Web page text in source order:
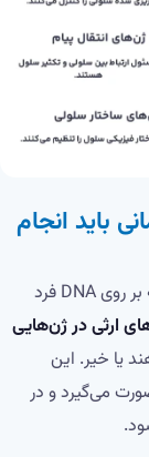
باید انجام
یک آزمایش تخصصی است که بر روی DNA فرد
ارثی در ژن‌هایی
یا خیر. این
می‌گیرد و در